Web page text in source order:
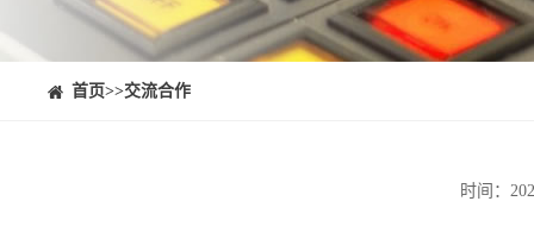
⠀⠀首页>>交流合作
时间：